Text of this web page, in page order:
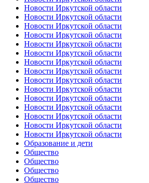
Новости Иркутской области
Новости Иркутской области
Новости Иркутской области
Новости Иркутской области
Новости Иркутской области
Новости Иркутской области
Новости Иркутской области
Новости Иркутской области
Новости Иркутской области
Новости Иркутской области
Новости Иркутской области
Новости Иркутской области
Новости Иркутской области
Новости Иркутской области
Новости Иркутской области
Образование и дети
Общество
Общество
Общество
Общество